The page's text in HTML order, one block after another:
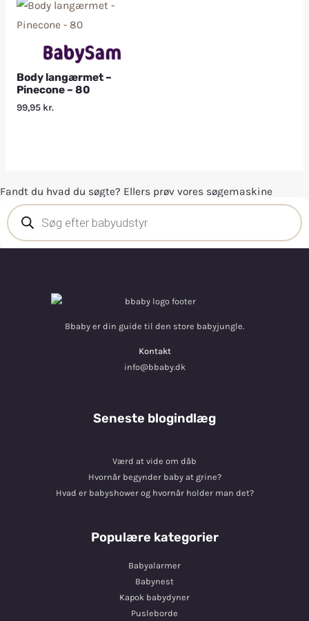
Body langærmet –
Pinecone – 80
99,95 kr.
Fandt du hvad du søgte? Ellers prøv vores søgemaskine
Bbaby er din guide til den store babyjungle.
Kontakt
info@bbaby.dk
Seneste blogindlæg
Værd at vide om dåb
Hvornår begynder baby at grine?
Hvad er babyshower og hvornår holder man det?
Populære kategorier
Babyalarmer
Babynest
Kapok babydyner
Pusleborde